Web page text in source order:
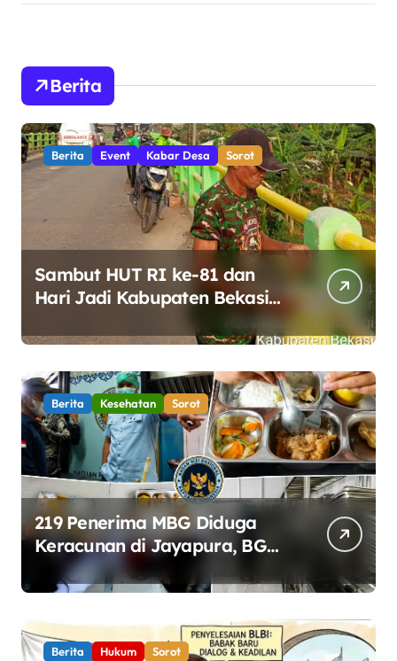
Berita
Berita Event Kabar Desa Sorot
Sambut HUT RI ke-81 dan
Hari Jadi Kabupaten Bekasi
ke-76, Pemdes Muara bakti
Gotong Royong Percantik
Jembatan CBL
Berita Kesehatan Sorot
219 Penerima MBG Diduga
Keracunan di Jayapura, BGN
Perketat Pengawasan
Keamanan Pangan
Berita Hukum Sorot